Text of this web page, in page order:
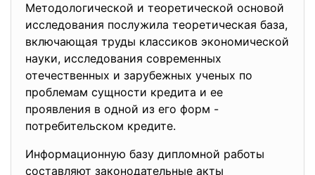
Методологической и теоретической основой
исследования послужила теоретическая база,
включающая труды классиков экономической
науки, исследования современных
отечественных и зарубежных ученых по
проблемам сущности кредита и ее
проявления в одной из его форм -
потребительском кредите.
Информационную базу дипломной работы
составляют законодательные акты